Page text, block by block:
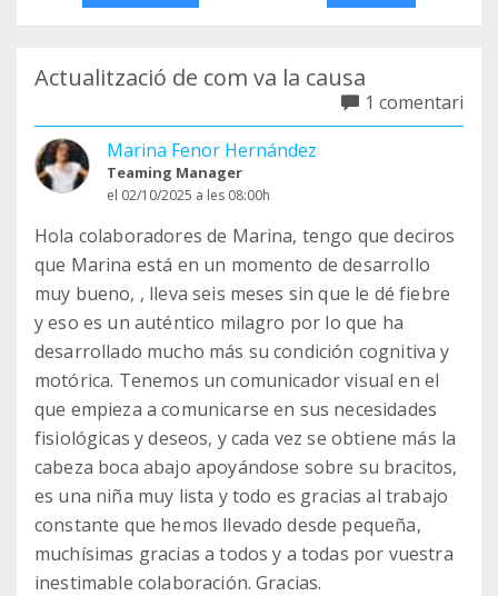
Actualització de com va la causa
1 comentari
Marina Fenor Hernández
Teaming Manager
el 02/10/2025 a les 08:00h
Hola colaboradores de Marina, tengo que deciros
que Marina está en un momento de desarrollo
muy bueno, , lleva seis meses sin que le dé fiebre
y eso es un auténtico milagro por lo que ha
desarrollado mucho más su condición cognitiva y
motórica. Tenemos un comunicador visual en el
que empieza a comunicarse en sus necesidades
fisiológicas y deseos, y cada vez se obtiene más la
cabeza boca abajo apoyándose sobre su bracitos,
es una niña muy lista y todo es gracias al trabajo
constante que hemos llevado desde pequeña,
muchísimas gracias a todos y a todas por vuestra
inestimable colaboración. Gracias.